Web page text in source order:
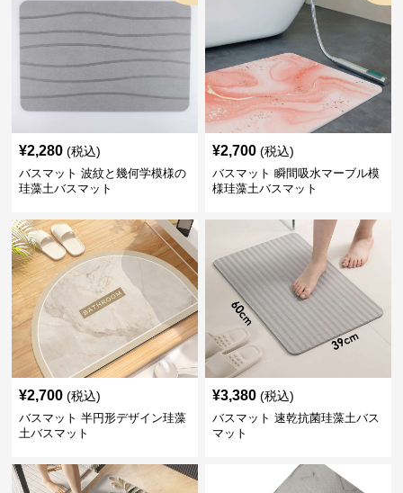
¥2,280 (税込)
バスマット 波紋と幾何学模様の
珪藻土バスマット
¥2,700 (税込)
バスマット 瞬間吸水マーブル模
様珪藻土バスマット
¥2,700 (税込)
バスマット 半円形デザイン珪藻
土バスマット
¥3,380 (税込)
バスマット 速乾抗菌珪藻土バス
マット